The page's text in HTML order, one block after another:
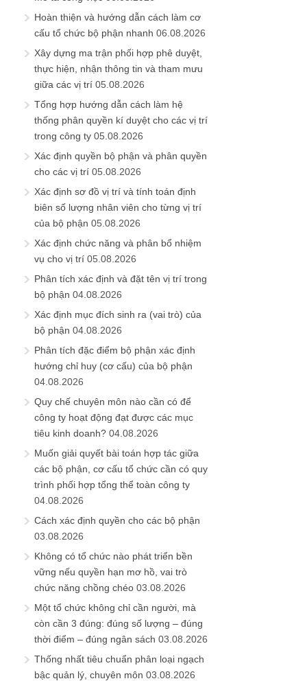
Hoàn thiện và hướng dẫn cách làm cơ
cấu tổ chức bộ phận nhanh 06.08.2026
Xây dựng ma trận phối hợp phê duyệt,
thực hiện, nhận thông tin và tham mưu
giữa các vị trí 05.08.2026
Tổng hợp hướng dẫn cách làm hệ
thống phân quyền kí duyệt cho các vị trí
trong công ty 05.08.2026
Xác định quyền bộ phận và phân quyền
cho các vị trí 05.08.2026
Xác định sơ đồ vị trí và tính toán định
biên số lượng nhân viên cho từng vị trí
của bộ phận 05.08.2026
Xác định chức năng và phân bổ nhiệm
vụ cho vị trí 05.08.2026
Phân tích xác định và đặt tên vị trí trong
bộ phận 04.08.2026
Xác định mục đích sinh ra (vai trò) của
bộ phận 04.08.2026
Phân tích đặc điểm bộ phận xác định
hướng chỉ huy (cơ cấu) của bộ phận
04.08.2026
Quy chế chuyên môn nào cần có để
công ty hoạt động đạt được các mục
tiêu kinh doanh? 04.08.2026
Muốn giải quyết bài toán hợp tác giữa
các bộ phận, cơ cấu tổ chức cần có quy
trình phối hợp tổng thể toàn công ty
04.08.2026
Cách xác định quyền cho các bộ phận
03.08.2026
Không có tổ chức nào phát triển bền
vững nếu quyền hạn mơ hồ, vai trò
chức năng chồng chéo 03.08.2026
Một tổ chức không chỉ cần người, mà
còn cần 3 đúng: đúng số lượng – đúng
thời điểm – đúng ngân sách 03.08.2026
Thống nhất tiêu chuẩn phân loại ngạch
bậc quản lý, chuyên môn 03.08.2026